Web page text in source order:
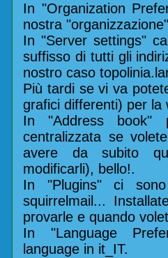
In "Organization
nostra
In "Server settings"
suffisso di tutti gli
nostro caso
Più tardi se vi va
grafici differenti) per la
In "Address book"
centralizzata se
avere da subito
modificarli), bello!.
In "Plugins" ci
squirrelmail...
provarle e quando
In "Language
language in it_IT.